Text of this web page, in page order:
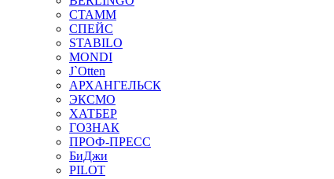
СТАММ
СПЕЙС
STABILO
MONDI
J`Otten
АРХАНГЕЛЬСК
ЭКСМО
ХАТБЕР
ГОЗНАК
ПРОФ-ПРЕСС
БиДжи
PILOT